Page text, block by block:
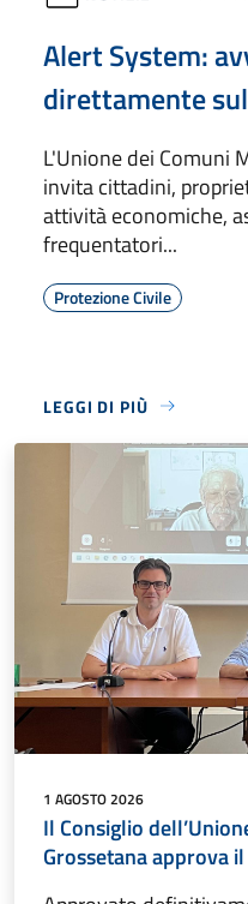
Alert System:
direttamente
L'Unione dei Comuni
invita cittadini,
attività economiche,
frequentatori...
Protezione Civile
LEGGI DI PIÙ
1 AGOSTO 2026
Il Consiglio
Grossetana approva